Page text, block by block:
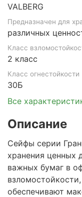
VALBERG
Предназначен для
различных
Класс
2 класс
Класс огнестойкости
30Б
Все
Описание
Сейфы серии
хранения ценных
важных бумаг в
обеспечивают